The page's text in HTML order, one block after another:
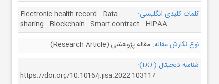
کلمات کلیدی انگلیسی:
Electronic health record - Data
sharing - Blockchain - Smart contract - HIPAA
نوع نگارش مقاله: مقاله پژوهشی (Research Article)
شناسه دیجیتال (DOI):
https://doi.org/10.1016/j.jisa.2022.103117